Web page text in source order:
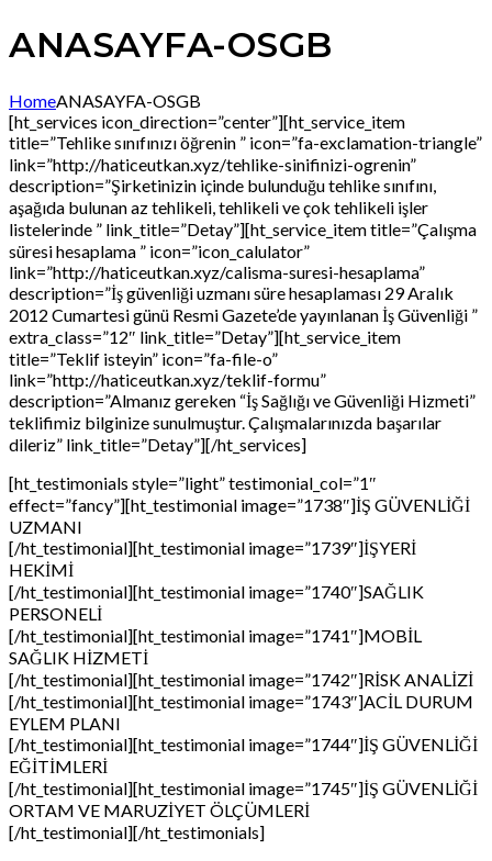
ANASAYFA-OSGB
HomeANASAYFA-OSGB
[ht_services icon_direction=”center”][ht_service_item
title=”Tehlike sınıfınızı öğrenin ” icon=”fa-exclamation-triangle”
link=”http://haticeutkan.xyz/tehlike-sinifinizi-ogrenin”
description=”Şirketinizin içinde bulunduğu tehlike sınıfını,
aşağıda bulunan az tehlikeli, tehlikeli ve çok tehlikeli işler
listelerinde ” link_title=”Detay”][ht_service_item title=”Çalışma
süresi hesaplama ” icon=”icon_calulator”
link=”http://haticeutkan.xyz/calisma-suresi-hesaplama”
description=”İş güvenliği uzmanı süre hesaplaması 29 Aralık
2012 Cumartesi günü Resmi Gazete’de yayınlanan İş Güvenliği ”
extra_class=”12″ link_title=”Detay”][ht_service_item
title=”Teklif isteyin” icon=”fa-file-o”
link=”http://haticeutkan.xyz/teklif-formu”
description=”Almanız gereken “İş Sağlığı ve Güvenliği Hizmeti”
teklifimiz bilginize sunulmuştur. Çalışmalarınızda başarılar
dileriz” link_title=”Detay”][/ht_services]
[ht_testimonials style=”light” testimonial_col=”1″
effect=”fancy”][ht_testimonial image=”1738″]İŞ GÜVENLİĞİ
UZMANI
[/ht_testimonial][ht_testimonial image=”1739″]İŞYERİ
HEKİMİ
[/ht_testimonial][ht_testimonial image=”1740″]SAĞLIK
PERSONELİ
[/ht_testimonial][ht_testimonial image=”1741″]MOBİL
SAĞLIK HİZMETİ
[/ht_testimonial][ht_testimonial image=”1742″]RİSK ANALİZİ
[/ht_testimonial][ht_testimonial image=”1743″]ACİL DURUM
EYLEM PLANI
[/ht_testimonial][ht_testimonial image=”1744″]İŞ GÜVENLİĞİ
EĞİTİMLERİ
[/ht_testimonial][ht_testimonial image=”1745″]İŞ GÜVENLİĞİ
ORTAM VE MARUZİYET ÖLÇÜMLERİ
[/ht_testimonial][/ht_testimonials]